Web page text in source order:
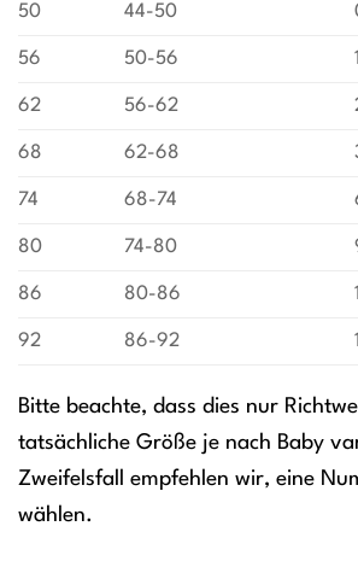
50 44-50
56 50-56
62 56-62
68 62-68
74 68-74
80 74-80
86 80-86
92 86-92
Bitte beachte, dass dies nur
tatsächliche Größe je nach Baby
Zweifelsfall empfehlen wir, eine
wählen.